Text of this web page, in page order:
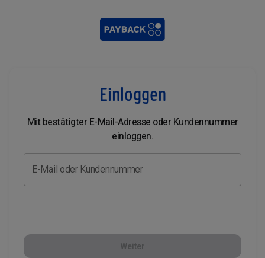
Einloggen
Mit bestätigter E-Mail-Adresse oder Kundennummer
einloggen.
E-Mail oder Kundennummer
Weiter